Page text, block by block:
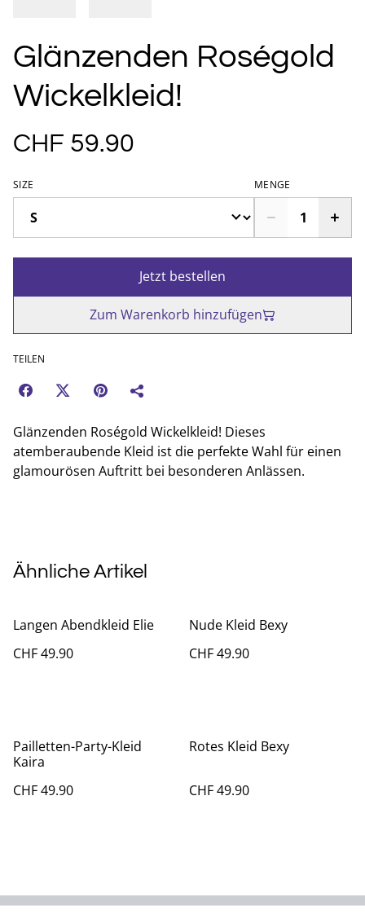
Glänzenden Roségold
Wickelkleid!
CHF 59.90
SIZE MENGE
Jetzt bestellen
Zum Warenkorb hinzufügen
TEILEN
Glänzenden Roségold Wickelkleid! Dieses
atemberaubende Kleid ist die perfekte Wahl für einen
glamourösen Auftritt bei besonderen Anlässen.
Ähnliche Artikel
Langen Abendkleid Elie
CHF 49.90
Nude Kleid Bexy
CHF 49.90
Pailletten-Party-Kleid
Kaira
CHF 49.90
Rotes Kleid Bexy
CHF 49.90